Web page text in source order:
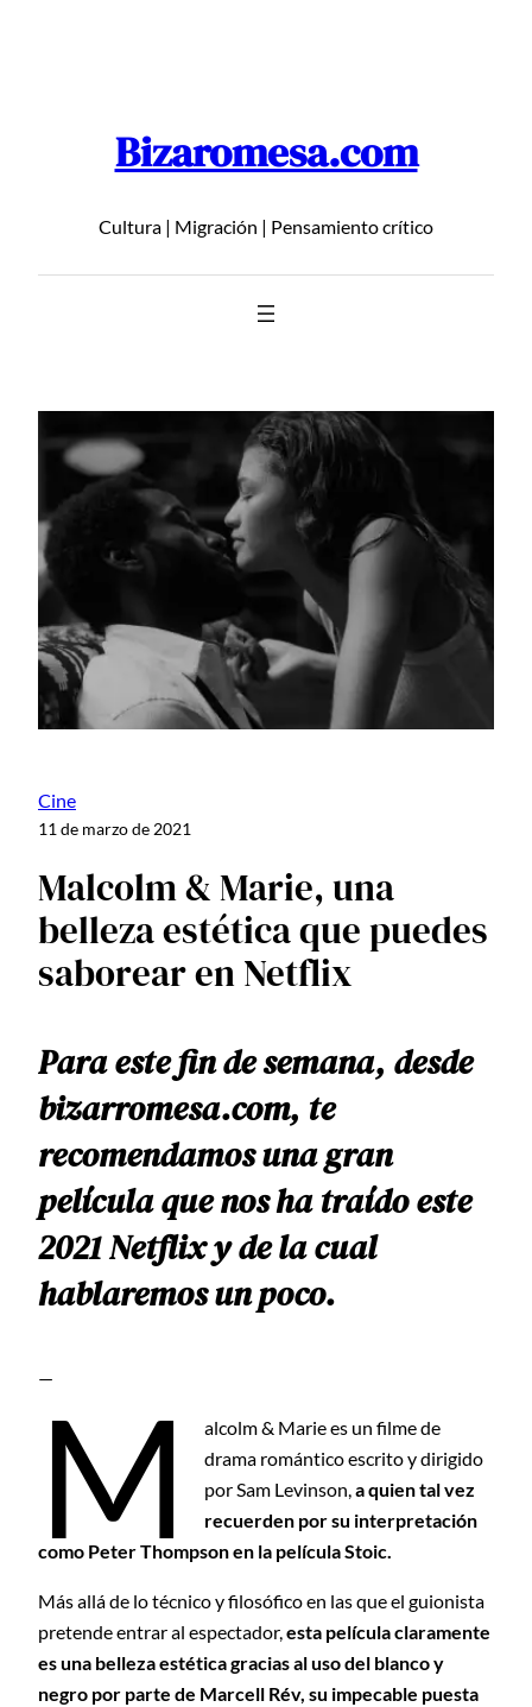
Bizaromesa.com
Cultura | Migración | Pensamiento crítico
Cine
11 de marzo de 2021
Malcolm & Marie, una
belleza estética que puedes
saborear en Netflix
Para este fin de semana, desde
bizarromesa.com, te
recomendamos una gran
película que nos ha traído este
2021 Netflix y de la cual
hablaremos un poco.
—
M
alcolm & Marie es un filme de
drama romántico escrito y dirigido
por Sam Levinson, a quien tal vez
recuerden por su interpretación
como Peter Thompson en la película Stoic.
Más allá de lo técnico y filosófico en las que el guionista
pretende entrar al espectador,esta película claramente
es una belleza estética gracias al uso del blanco y
negro por parte de Marcell Rév, su impecable puesta